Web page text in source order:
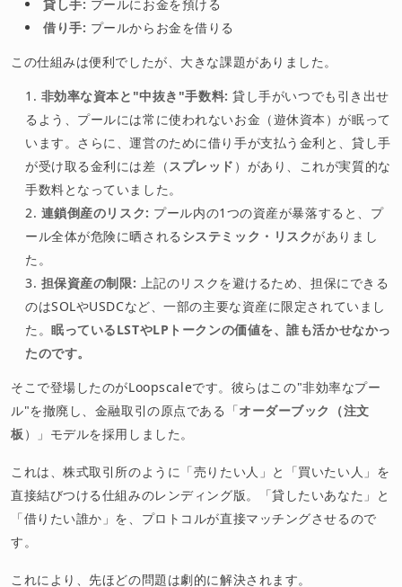
貸し手: プールにお金を預ける
借り手: プールからお金を借りる
この仕組みは便利でしたが、大きな課題がありました。
非効率な資本と"中抜き"手数料: 貸し手がいつでも引き出せ
るよう、プールには常に使われないお金（遊休資本）が眠って
います。さらに、運営のために借り手が支払う金利と、貸し手
が受け取る金利には差（ スプレッド ）があり、これが実質的な
手数料となっていました。
連鎖倒産のリスク: プール内の1つの資産が暴落すると、プ
ール全体が危険に晒される システミック・リスクがありまし
た。
担保資産の制限: 上記のリスクを避けるため、担保にできる
のはSOLやUSDCなど、一部の主要な資産に限定されていまし
た。眠っているLSTやLPトークンの価値を、誰も活かせなかっ
たのです。
そこで登場したのがLoopscaleです。彼らはこの"非効率なプー
ル"を撤廃し、金融取引の原点である「オーダーブック（注文
板 ）」モデルを採用しました。
これは、株式取引所のように「売りたい人」と「買いたい人」を
直接結びつける仕組みのレンディング版。「貸したいあなた」と
「借りたい誰か」を、プロトコルが直接マッチングさせるので
す。
これにより、先ほどの問題は劇的に解決されます。